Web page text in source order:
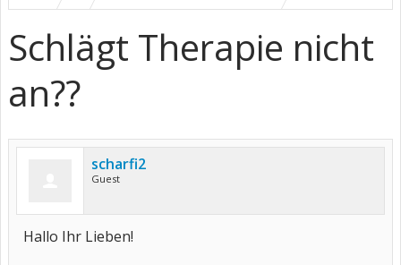
Schlägt Therapie nicht
an??
scharfi2
Guest
Hallo Ihr Lieben!